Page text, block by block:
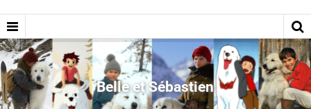
Belle et Sébastien